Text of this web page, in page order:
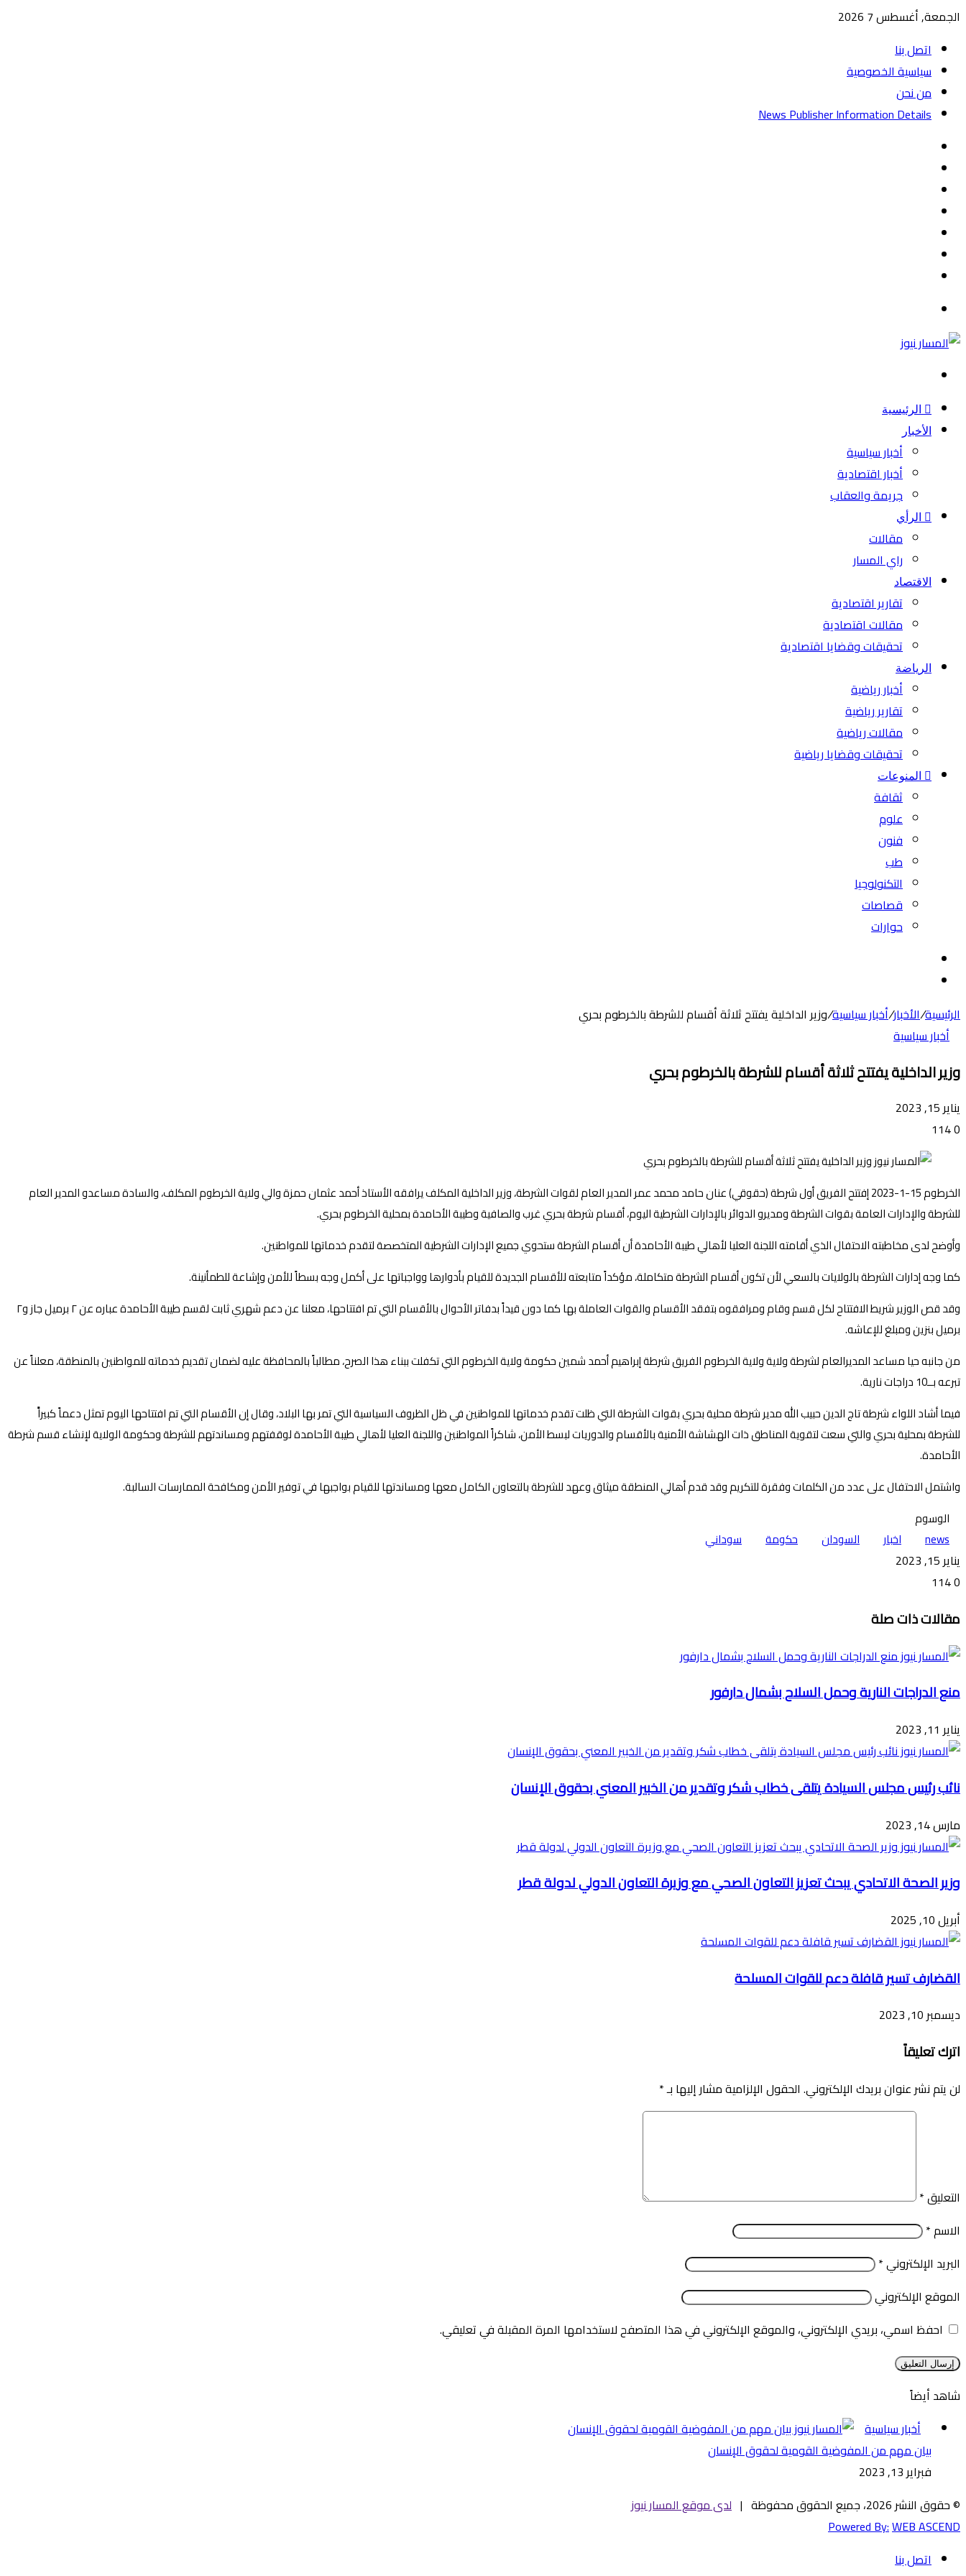
الجمعة, أغسطس 7 2026
اتصل بنا
سياسية الخصوصية
من نحن
News Publisher Information Details
الرئيسية
الأخبار
أخبار سياسية
أخبار اقتصادية
جريمة والعقاب
الرأي
مقالات
راي المسار
الاقتصاد
تقارير اقتصادية
مقالات اقتصادية
تحقيقات وقضايا اقتصادية
الرياضة
أخبار رياضية
تقارير رياضية
مقالات رياضية
تحقيقات وقضايا رياضية
المنوعات
ثقافة
علوم
فنون
طب
التكنولوجيا
قصاصات
حوارات
الرئيسية/الأخبار/أخبار سياسية/وزير الداخلية يفتتح ثلاثة أقسام للشرطة بالخرطوم بحري
أخبار سياسية
وزير الداخلية يفتتح ثلاثة أقسام للشرطة بالخرطوم بحري
يناير 15, 2023
0
الخرطوم 15-1-2023 إفتتح الفريق أول شرطة (حقوقي) عنان حامد محمد عمر المدير العام لقوات الشرطة، وزير الداخلية المكلف يرافقه الأستاذ أحمد عثمان حمزة والي ولاية الخرطوم المكلف، والسادة مساعدو المدير العام
للشرطة والإدارات العامة بقوات الشرطة ومديرو الدوائر بالإدارات الشرطية اليوم، أقسام شرطة بحري غرب والصافية وطيبة الأحامدة بمحلية الخرطوم بحري.
وأوضح لدى مخاطبته الاحتفال الذي أقامته اللجنة العليا لأهالي طيبة الأحامدة أن أقسام الشرطة ستحوي جميع الإدارات الشرطية المتخصصة لتقدم خدماتها للمواطنين.
كما وجه إدارات الشرطة بالولايات بالسعي لأن تكون أقسام الشرطة متكاملة، مؤكداً متابعته للأقسام الجديدة للقيام بأدوارها وواجباتها على أكمل وجه بسطاً للأمن وإشاعة للطمأنينة.
وقد قص الوزير شريط الافتتاح لكل قسم وقام ومرافقوه بتفقد الأقسام والقوات العاملة بها كما دون قيداً بدفاتر الأحوال بالأقسام التي تم افتتاحها، معلنا عن دعم شهري ثابت لقسم طيبة الأحامدة عباره عن ٢ برميل جاز و٢
برميل بنزين ومبلغ للإعاشه.
من جانبه حيا مساعد المديرالعام لشرطة ولاية ولاية الخرطوم الفريق شرطة إبراهيم أحمد شمين حكومة ولاية الخرطوم التي تكفلت ببناء هذا الصرح، مطالباً بالمحافظة عليه لضمان تقديم خدماته للمواطنين بالمنطقة، معلناً عن
تبرعه بــ10 دراجات نارية.
فيما أشاد اللواء شرطة تاج الدين حبيب الله مدير شرطة محلية بحري بقوات الشرطة التي ظلت تقدم خدماتها للمواطنين في ظل الظروف السياسية التي تمر بها البلاد، وقال إن الأقسام التي تم افتتاحها اليوم تمثل دعماً كبيراًَ
للشرطة بمحلية بحري والتي سعت لتقوية المناطق ذات الهشاشة الأمنية بالأقسام والدوريات لبسط الأمن، شاكراً المواطنين واللجنة العليا لأهالي طيبة الأحامدة لوقفتهم ومساندتهم للشرطة وحكومة الولاية لإنشاء قسم شرطة
الأحامدة.
واشتمل الاحتفال على عدد من الكلمات وفقرة للتكريم وقد قدم أهالي المنطقة ميثاق وعهد للشرطة بالتعاون الكامل معها ومساندتها للقيام بواجبها في توفير الأمن ومكافحة الممارسات السالبة.
الوسوم
news
اخبار السودان حكومة سوداني
يناير 15, 2023
0
عبر
البريد
مقالات ذات صلة
منع الدراجات النارية وحمل السلاح بشمال دارفور
يناير 11, 2023
نائب رئيس مجلس السيادة يتلقى خطاب شكر وتقدير من الخبير المعني بحقوق الإنسان
مارس 14, 2023
وزير الصحة الاتحادي يبحث تعزيز التعاون الصحي مع وزيرة التعاون الدولي لدولة قطر
أبريل 10, 2025
القضارف تسير قافلة دعم للقوات المسلحة
ديسمبر 10, 2023
اترك تعليقاً
لن يتم نشر عنوان بريدك الإلكتروني. الحقول الإلزامية مشار إليها بـ*
التعليق*
الاسم*
البريد الإلكتروني*
الموقع الإلكتروني
احفظ اسمي، بريدي الإلكتروني، والموقع الإلكتروني في هذا المتصفح لاستخدامها المرة المقبلة في تعليقي.
شاهد أيضاً
أخبار سياسية
بيان مهم من المفوضية القومية لحقوق الإنسان
فبراير 13, 2023
© حقوق النشر 2026، جميع الحقوق محفوظة |
لدى موقع المسار نيوز
Powered By:WEB ASCEND
اتصل بنا